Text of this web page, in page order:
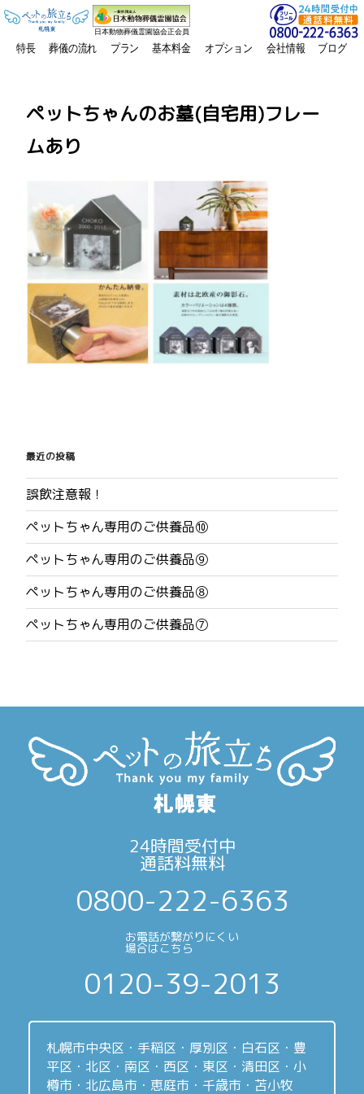
日本動物葬儀霊園協会正会員
特長 葬儀の流れ プラン 基本料金 オプション 会社情報 ブログ
ペットちゃんのお墓(自宅用)フレー
ムあり
稿
ナ
ビ
ゲ
ー
シ
最近の投稿
誤飲注意報！
ペットちゃん専用のご供養品⑩
ペットちゃん専用のご供養品⑨
ペットちゃん専用のご供養品⑧
ペットちゃん専用のご供養品⑦
24時間受付中
通話料無料
0800-222-6363
お電話が繋がりにくい
場合はこちら
0120-39-2013
札幌市中央区・手稲区・厚別区・白石区・豊
平区・北区・南区・西区・東区・清田区・小
樽市・北広島市・恵庭市・千歳市・苫小牧